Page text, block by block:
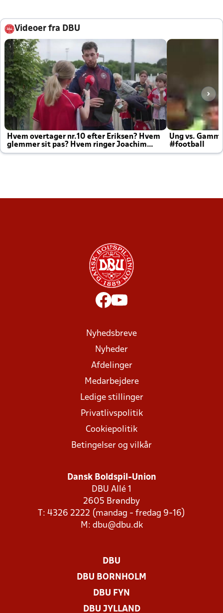
Videoer fra DBU
Hvem overtager nr.10 efter Eriksen? Hvem
glemmer sit pas? Hvem ringer Joachim
altid til efter kampe?
Ung vs.
#football
Nyhedsbreve
Nyheder
Afdelinger
Medarbejdere
Ledige stillinger
Privatlivspolitik
Cookiepolitik
Betingelser og vilkår
Dansk Boldspil-Union
DBU Allé 1
2605 Brøndby
T: 4326 2222 (mandag - fredag 9-16)
M: dbu@dbu.dk
DBU
DBU BORNHOLM
DBU FYN
DBU JYLLAND